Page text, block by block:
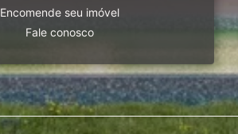
Encomende seu imóvel
Fale conosco